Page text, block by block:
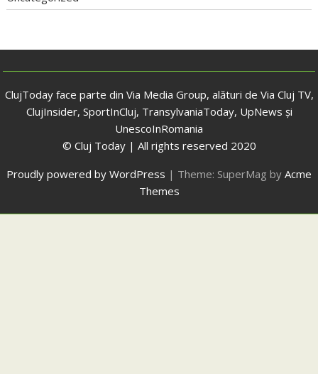
ClujToday face parte din Via Media Group, alături de Via Cluj TV,
ClujInsider, SportInCluj, TransylvaniaToday, UpNews și
UnescoInRomania
© Cluj Today | All rights reserved 2020
Proudly powered by WordPress | Theme: SuperMag by Acme
Themes